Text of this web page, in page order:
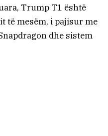
Trump T1 është
të mesëm, i pajisur me
dhe sistem